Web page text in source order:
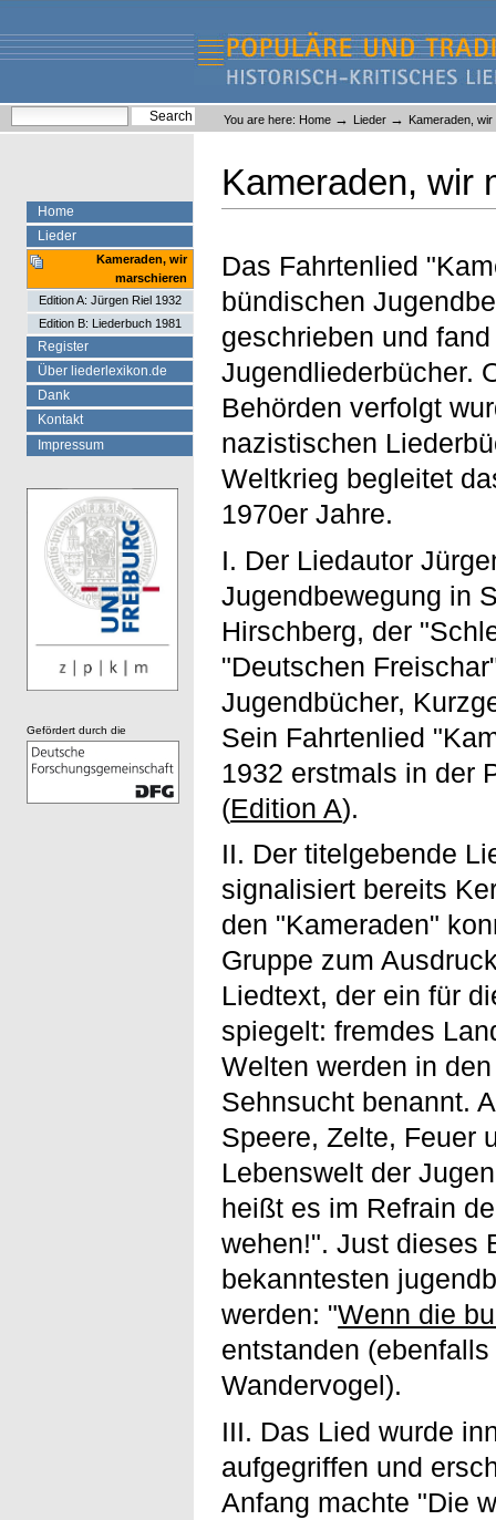
content.
navigation
Liederlexikon
Personal
tools
You are here: Home → Lieder → Kameraden,
Kameraden, wir
Das Fahrtenlied
bündischen
geschrieben und
Jugendliederbücher.
Behörden verfolgt
nazistischen
Weltkrieg begleitet
1970er Jahre.
I. Der Liedautor
Jugendbewegung in
Hirschberg, der
"Deutschen
Jugendbücher,
Sein Fahrtenlied
1932 erstmals in der
(Edition A).
II. Der titelgebende
signalisiert bereits
den "Kameraden"
Gruppe zum
Liedtext, der ein für
spiegelt: fremdes
Welten werden in
Sehnsucht benannt.
Speere, Zelte, Feuer
Lebenswelt der
heißt es im Refrain
wehen!". Just dieses
bekanntesten
werden: "Wenn die
entstanden
Wandervogel).
III. Das Lied wurde
aufgegriffen und
Anfang machte "Die
Home
Lieder
Kameraden, wir
marschieren
Edition A: Jürgen Riel 1932
Edition B: Liederbuch 1981
Register
Über liederlexikon.de
Dank
Kontakt
Impressum
Gefördert durch die